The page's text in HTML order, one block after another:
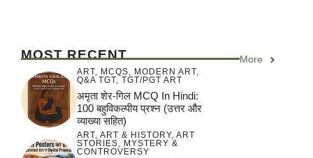
MOST RECENT More
ART, MCQS, MODERN ART,
Q&A TGT, TGT/PGT ART
अमृता शेर-गिल MCQ In Hindi:
100 बहुविकल्पीय प्रश्न (उत्तर और
व्याख्या सहित)
ART, ART & HISTORY, ART
STORIES, MYSTERY &
CONTROVERSY